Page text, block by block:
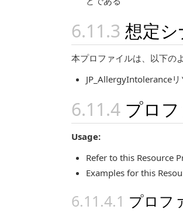
想定
本プロファイルは、以下の
JP_AllergyIntolerance
プロ
Usage:
Refer to this Resource
Examples for this
プロフ